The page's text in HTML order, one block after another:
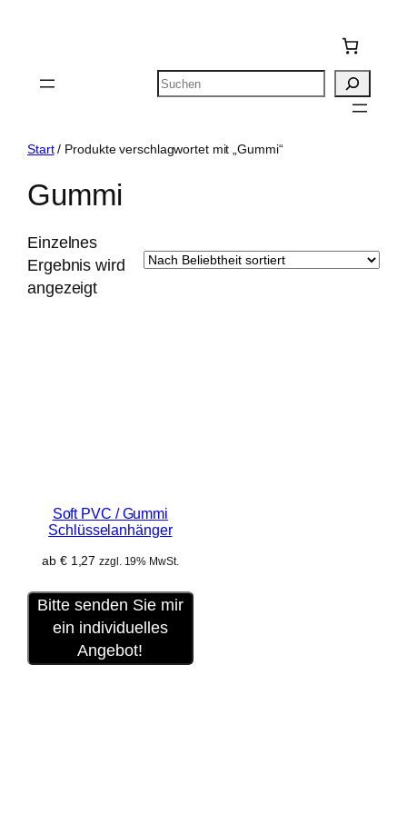
Suchen
Start/ Produkte verschlagwortet mit „Gummi“
Gummi
Einzelnes
Ergebnis wird
angezeigt
Soft PVC / Gummi
Schlüsselanhänger
ab €1,27 zzgl. 19% MwSt.
Bitte senden Sie mir
ein individuelles
Angebot!